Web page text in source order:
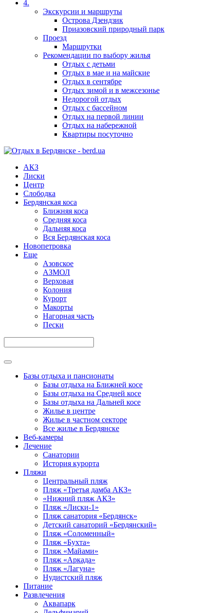
4.
Экскурсии и маршруты
Острова Дзендзик
Приазовский природный парк
Проезд
Маршрутки
Рекомендации по выбору жилья
Отдых с детьми
Отдых в мае и на майские
Отдых в сентябре
Отдых зимой и в межсезонье
Недорогой отдых
Отдых с бассейном
Отдых на первой линии
Отдых на набережной
Квартиры посуточно
АКЗ
Лиски
Центр
Слободка
Бердянская коса
Ближняя коса
Средняя коса
Дальняя коса
Вся Бердянская коса
Новопетровка
Еще
Азовское
АЗМОЛ
Верховая
Колония
Курорт
Макорты
Нагорная часть
Пески
Базы отдыха и пансионаты
Базы отдыха на Ближней косе
Базы отдыха на Средней косе
Базы отдыха на Дальней косе
Жилье в центре
Жилье в частном секторе
Все жилье в Бердянске
Веб-камеры
Лечение
Санатории
История курорта
Пляжи
Центральный пляж
Пляж «Третья дамба АКЗ»
«Нижний пляж АКЗ»
Пляж «Лиски-1»
Пляж санатория «Бердянск»
Детский санаторий «Бердянский»
Пляж «Соломенный»
Пляж «Бухта»
Пляж «Майами»
Пляж «Аркада»
Пляж «Лагуна»
Нудистский пляж
Питание
Развлечения
Аквапарк